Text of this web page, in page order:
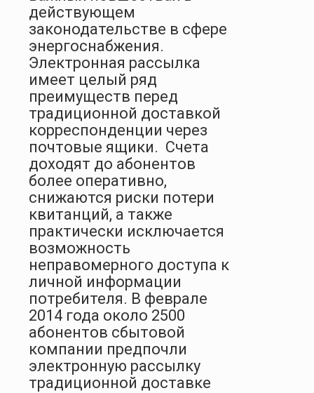
действующем
законодательстве в сфере
энергоснабжения.
Электронная рассылка
имеет целый ряд
преимуществ перед
традиционной доставкой
корреспонденции через
почтовые ящики. Счета
доходят до абонентов
более оперативно,
снижаются риски потери
квитанций, а также
практически исключается
возможность
неправомерного доступа к
личной информации
потребителя. В феврале
2014 года около 2500
абонентов сбытовой
компании предпочли
электронную рассылку
традиционной доставке